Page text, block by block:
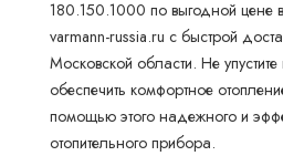
180.150.1000 по выгодной цене
varmann-russia.ru с быстрой
Московской области. Не
обеспечить комфортное
помощью этого надежного и
отопительного прибора.